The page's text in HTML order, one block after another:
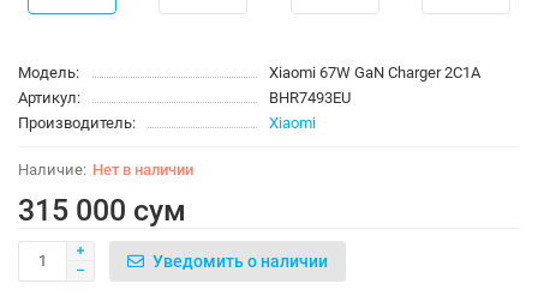
Модель:
Xiaomi 67W GaN Charger 2C1A
Артикул:
BHR7493EU
Производитель:
Xiaomi
Нет в наличии
315 000 сум
Уведомить о наличии